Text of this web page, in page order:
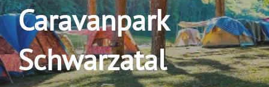
Caravanpark
Schwarzatal